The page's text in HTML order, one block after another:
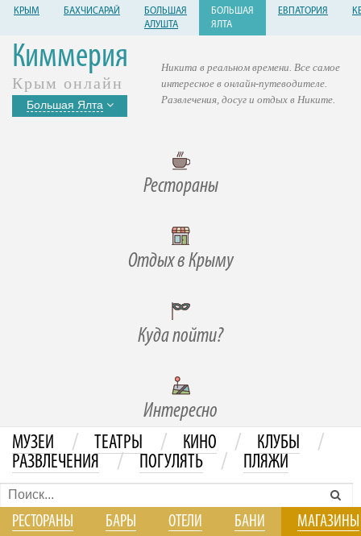
КРЫМ БАХЧИСАРАЙ
БОЛЬШАЯ
АЛУШТА
БОЛЬШАЯ
ЯЛТА
ЕВПАТОРИЯ
Киммерия
Крым онлайн
Большая Ялта
Рестораны
Отдых в Крыму
Куда пойти?
Интересно
Никита в реальном времени. Все самое
интересное в онлайн-путеводителе.
Развлечения, досуг и отдых в Никите.
МУЗЕИ / ТЕАТРЫ / КИНО / КЛУБЫ /
РАЗВЛЕЧЕНИЯ / ПОГУЛЯТЬ / ПЛЯЖИ
РЕСТОРАНЫ БАРЫ ОТЕЛИ БАНИ МАГАЗИНЫ